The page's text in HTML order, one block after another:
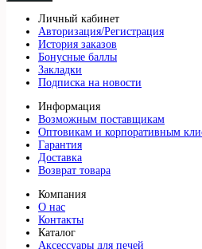
Личный кабинет
Авторизация/Регистрация
История заказов
Бонусные баллы
Закладки
Подписка на новости
Информация
Возможным поставщикам
Оптовикам и корпоративным
Гарантия
Доставка
Возврат товара
Компания
О нас
Контакты
Каталог
Аксессуары для печей